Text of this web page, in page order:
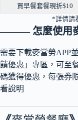
買早餐套餐現折$10
*詳情請
——— 怎麼使用麥
需要下載麥當勞APP
饋優惠」專區，可至
碼獲得優惠，每張券
看說明